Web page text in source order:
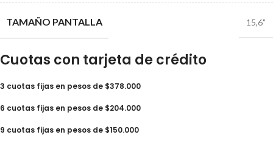
TAMAÑO PANTALLA 15,6"
Cuotas con tarjeta de crédito
3 cuotas fijas en pesos de $378.000
6 cuotas fijas en pesos de $204.000
9 cuotas fijas en pesos de $150.000